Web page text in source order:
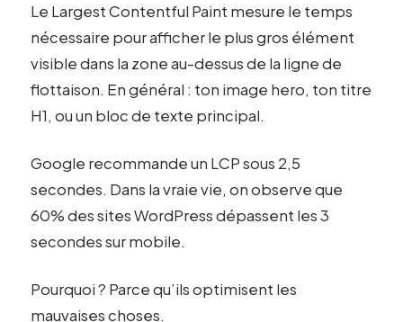
Le Largest Contentful Paint mesure le temps
nécessaire pour afficher le plus gros élément
visible dans la zone au-dessus de la ligne de
flottaison. En général : ton image hero, ton titre
H1, ou un bloc de texte principal.
Google recommande un LCP sous 2,5
secondes. Dans la vraie vie, on observe que
60% des sites WordPress dépassent les 3
secondes sur mobile.
Pourquoi ? Parce qu’ils optimisent les
mauvaises choses.